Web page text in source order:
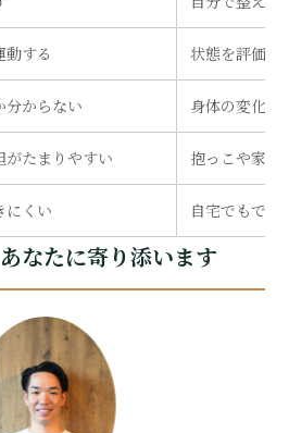
選ばれる理由
トレーナー紹介
料金
よくあるご質問
動する 状態を評価し
分からない 身体の変化と
がたまりやすい 抱っこや家事
にくい 自宅でもでき
なたに寄り添います